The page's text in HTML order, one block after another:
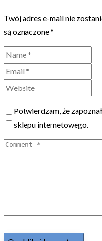
Twój adres e-mail nie
są oznaczone*
Potwierdzam, że
sklepu internetowego.